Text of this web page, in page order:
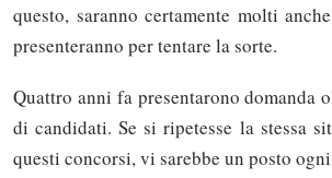
questo, saranno certamente molti
presenteranno per tentare la sorte.
Quattro anni fa presentarono domanda
di candidati. Se si ripetesse la stessa
questi concorsi, vi sarebbe un posto